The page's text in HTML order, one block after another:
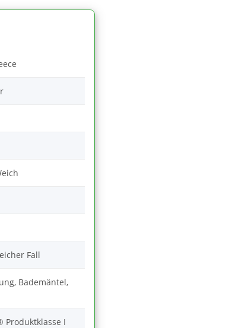
Fall
Bademäntel,
Produktklasse I